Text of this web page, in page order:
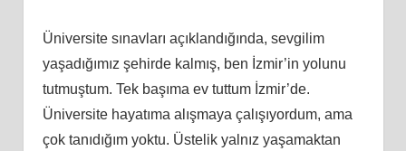
Üniversite sınavları açıklandığında, sevgilim
yaşadığımız şehirde kalmış, ben İzmir’in yolunu
tutmuştum. Tek başıma ev tuttum İzmir’de.
Üniversite hayatıma alışmaya çalışıyordum, ama
çok tanıdığım yoktu. Üstelik yalnız yaşamaktan